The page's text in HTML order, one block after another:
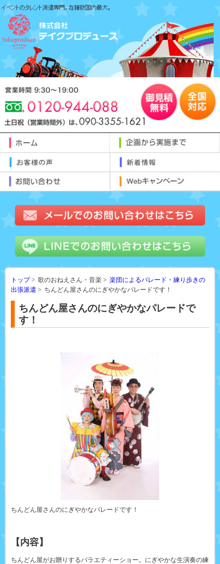
トップ> 歌のおねえさん・音楽 > 楽団によるパレード・練り歩きの
出張派遣 > ちんどん屋さんのにぎやかなパレードです！
ちんどん屋さんのにぎやかなパレードで
す！
ちんどん屋さんのにぎやかなパレードです！
【内容】
ちんどん屋がお贈りするバラエティーショー。にぎやかな生演奏の練